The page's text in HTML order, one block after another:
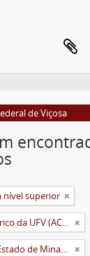
de Viçosa
nível superior
Arquivo Central e Histórico da UFV (ACH-UFV)
Universidade Rural do Estado de Minas Gerais (Uremg)